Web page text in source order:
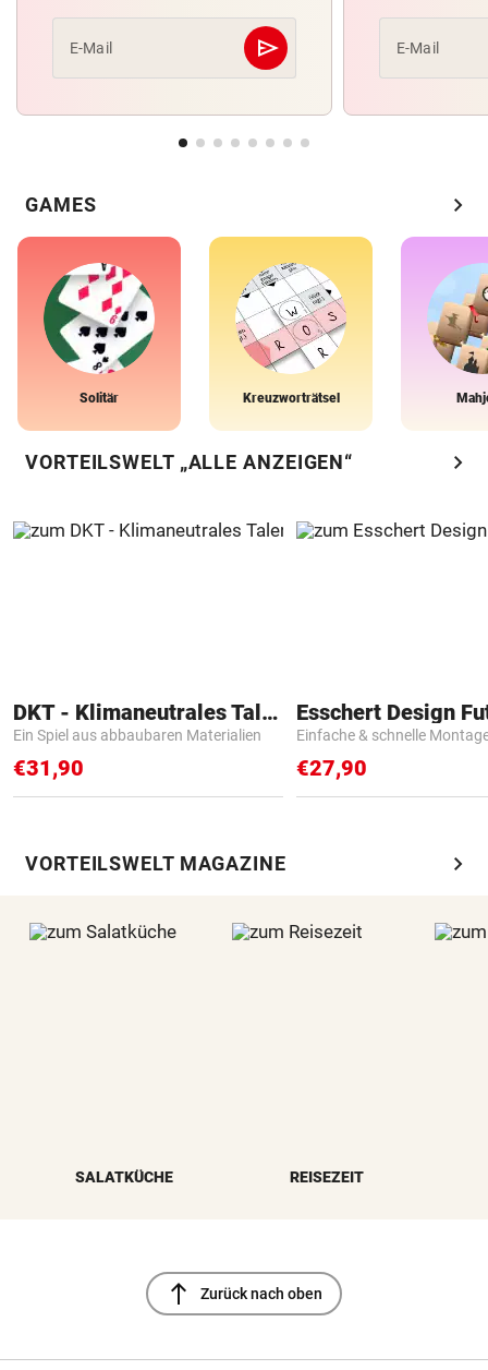
E-Mail send
Abschicken E-Mail
GAMES chevron_right
Solitär Kreuzworträtsel
VORTEILSWELT „ALLE ANZEIGEN“ chevron_right
DKT - Klimaneutrales Talent
Ein Spiel aus abbaubaren Materialien
€31,90
Einfache & schnelle
€27,90
VORTEILSWELT MAGAZINE chevron_right
SALATKÜCHE REISEZEIT
north Zurück nach oben